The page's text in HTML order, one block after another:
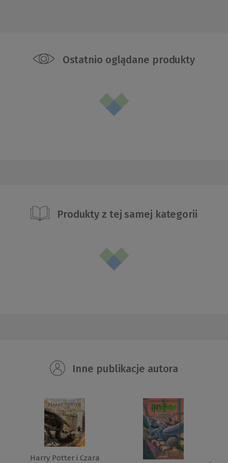
Ostatnio oglądane produkty
Produkty z tej samej kategorii
Inne publikacje autora
Harry Potter i Czara